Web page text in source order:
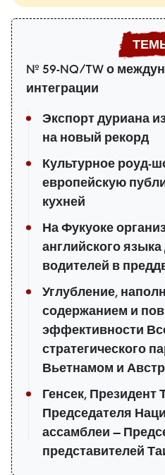
№ 59-NQ/TW о
интеграции
Экспорт дуриана
на новый рекорд
Культурное роуд-
европейскую
кухней
На Фукуоке
английского
водителей в
Углубление,
содержанием и
эффективности
стратегического
Вьетнамом и
Генсек, Президент
Председателя
ассамблеи —
представителей